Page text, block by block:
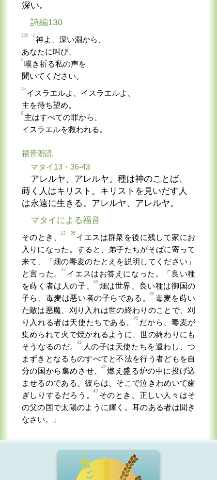
深い。
詩編130
130・1
神よ、深い淵から、
あなたに叫び、
2
嘆き祈る私の声を
聞いてください。
7a
イスラエルよ、イスラエルよ、
主を待ち望め。
8
主はすべての罪から、
イスラエルを救われる。
福音朗読
マタイ13・36-43
アレルヤ、アレルヤ。種は神のことば、
蒔く人はキリスト。キリストを見いだす人
は永遠に生きる。アレルヤ、アレルヤ。
マタイによる福音
そのとき、
13・36
イエスは群衆を後に残して家にお
入りになった。すると、弟子たちがそばに寄って
来て、「畑の毒麦のたとえを説明してください」
と言った。
37
イエスはお答えになった。「良い種
を蒔く者は人の子、
38
畑は世界、良い種は御国の
子ら、毒麦は悪い者の子らである。
39
毒麦を蒔い
た敵は悪魔、刈り入れは世の終わりのことで、刈
り入れる者は天使たちである。
40
だから、毒麦が
集められて火で焼かれるように、世の終わりにも
そうなるのだ。
41
人の子は天使たちを遣わし、つ
まずきとなるものすべてと不法を行う者どもを自
分の国から集めさせ、
42
燃え盛る炉の中に投げ込
ませるのである。彼らは、そこで泣きわめいて歯
ぎしりするだろう。
43
そのとき、正しい人々はそ
の父の国で太陽のように輝く。耳のある者は聞き
なさい。」